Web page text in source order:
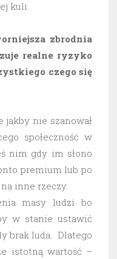
kuli.
zbrodnia
realne ryzyko
czego się
jakby nie szanował
społeczność w
nim gdy im słono
premium lub po
inne rzeczy.
masy ludzi bo
w stanie ustawić
brak luda. Dlatego
istotną wartość –